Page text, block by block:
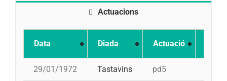
Actuacions
Data Diada Actuació
29/01/1972 Tastavins pd5